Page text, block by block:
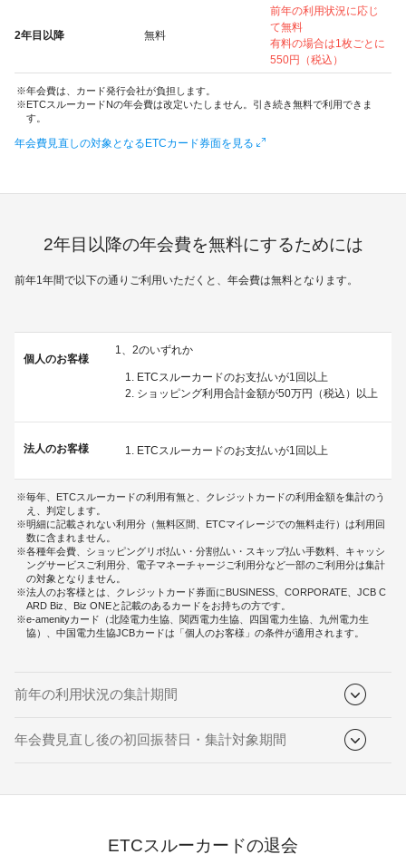
2年目以降 無料
前年の利用状況に応じ
て無料
有料の場合は1枚ごとに
550円（税込）
年会費は、カード発行会社が負担します。
ETCスルーカードNの年会費は改定いたしません。引き続き無料で利用できま
す。
年会費見直しの対象となるETCカード券面を見る
2年目以降の年会費を無料にするためには
前年1年間で以下の通りご利用いただくと、年会費は無料となります。
個人のお客様
1、2のいずれか
ETCスルーカードのお支払いが1回以上
ショッピング利用合計金額が50万円（税込）以上
法人のお客様 ETCスルーカードのお支払いが1回以上
毎年、ETCスルーカードの利用有無と、クレジットカードの利用金額を集計のう
え、判定します。
明細に記載されない利用分（無料区間、ETCマイレージでの無料走行）は利用回
数に含まれません。
各種年会費、ショッピングリボ払い・分割払い・スキップ払い手数料、キャッシ
ングサービスご利用分、電子マネーチャージご利用分など一部のご利用分は集計
の対象となりません。
法人のお客様とは、クレジットカード券面にBUSINESS、CORPORATE、JCB C
ARD Biz、Biz ONEと記載のあるカードをお持ちの方です。
e-amenityカード（北陸電力生協、関西電力生協、四国電力生協、九州電力生
協）、中国電力生協JCBカードは「個人のお客様」の条件が適用されます。
前年の利用状況の集計期間
年会費見直し後の初回振替日・集計対象期間
ETCスルーカードの退会